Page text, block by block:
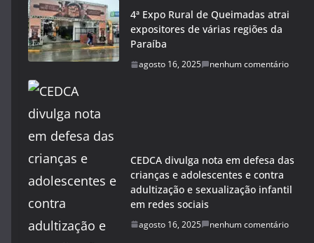
4ª Expo Rural de Queimadas atrai
expositores de várias regiões da
Paraíba
agosto 16, 2025 nenhum comentário
CEDCA divulga nota em defesa das
crianças e adolescentes e contra
adultização e sexualização infantil
em redes sociais
agosto 16, 2025 nenhum comentário